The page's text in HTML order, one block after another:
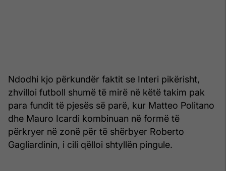
Ndodhi kjo përkundër faktit se Interi pikërisht,
zhvilloi futboll shumë të mirë në këtë takim pak
para fundit të pjesës së parë, kur Matteo Politano
dhe Mauro Icardi kombinuan në formë të
përkryer në zonë për të shërbyer Roberto
Gagliardinin, i cili qëlloi shtyllën pingule.